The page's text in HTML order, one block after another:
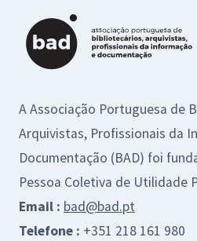
A Associação Portuguesa de
Arquivistas, Profissionais da
Documentação (BAD) foi
Pessoa Coletiva de Utilidade
Email : bad@bad.pt
Telefone : +351 218 161 980